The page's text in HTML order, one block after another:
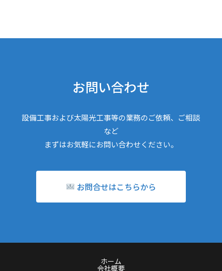
お問い合わせ
設備工事および太陽光工事等の業務のご依頼、ご相談
など
まずはお気軽にお問い合わせください。
お問合せはこちらから
ホーム
会社概要